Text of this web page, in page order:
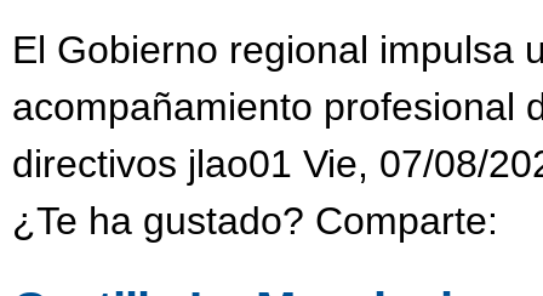
CONGRESO DE
El Gobierno regional impulsa
acompañamiento profesional
directivos jlao01 Vie, 07/08/
¿Te ha gustado? Comparte: